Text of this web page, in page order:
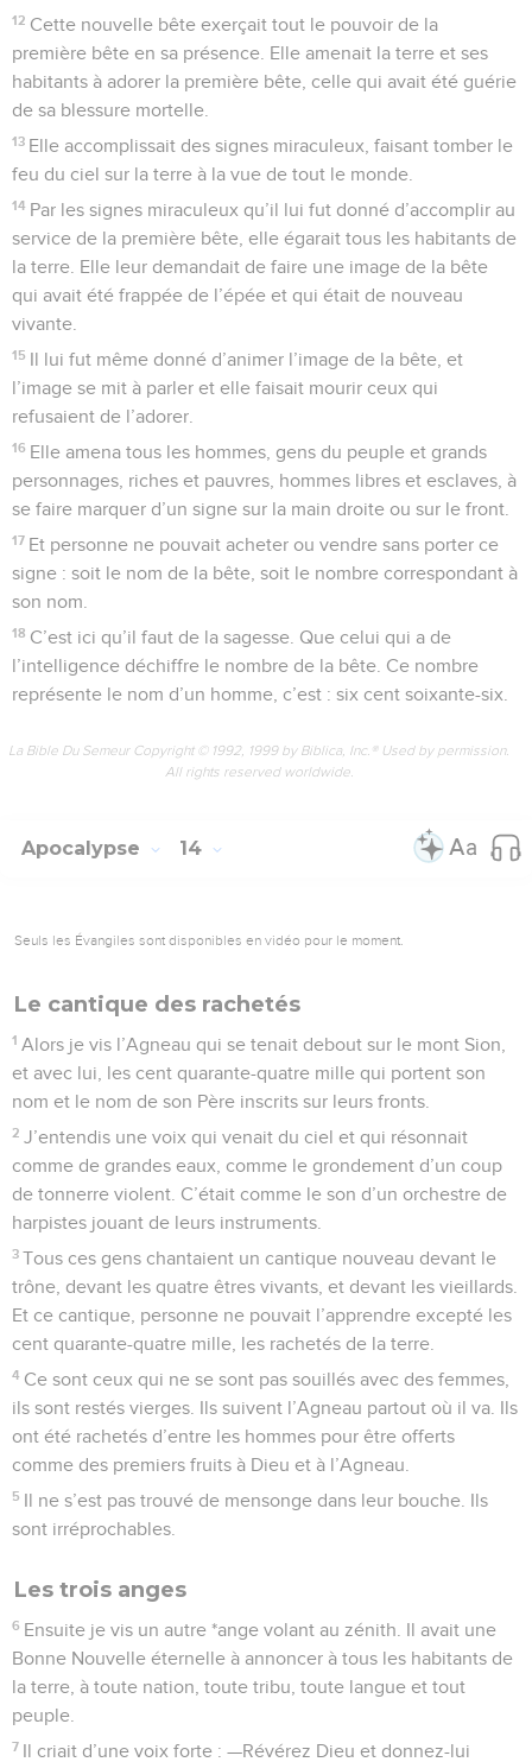
12 Cette nouvelle bête exerçait tout le pouvoir de la
première bête en sa présence. Elle amenait la terre et ses
habitants à adorer la première bête, celle qui avait été guérie
de sa blessure mortelle.
13 Elle accomplissait des signes miraculeux, faisant tomber le
feu du ciel sur la terre à la vue de tout le monde.
14 Par les signes miraculeux qu’il lui fut donné d’accomplir au
service de la première bête, elle égarait tous les habitants de
la terre. Elle leur demandait de faire une image de la bête
qui avait été frappée de l’épée et qui était de nouveau
vivante.
15 Il lui fut même donné d’animer l’image de la bête, et
l’image se mit à parler et elle faisait mourir ceux qui
refusaient de l’adorer.
16 Elle amena tous les hommes, gens du peuple et grands
personnages, riches et pauvres, hommes libres et esclaves, à
se faire marquer d’un signe sur la main droite ou sur le front.
17 Et personne ne pouvait acheter ou vendre sans porter ce
signe : soit le nom de la bête, soit le nombre correspondant à
son nom.
18 C’est ici qu’il faut de la sagesse. Que celui qui a de
l’intelligence déchiffre le nombre de la bête. Ce nombre
représente le nom d’un homme, c’est : six cent soixante-six.
La Bible Du Semeur Copyright © 1992, 1999 by Biblica, Inc.® Used by permission.
All rights reserved worldwide.
Apocalypse 14
Seuls les Évangiles sont disponibles en vidéo pour le moment.
Le cantique des rachetés
1 Alors je vis l’Agneau qui se tenait debout sur le mont Sion,
et avec lui, les cent quarante-quatre mille qui portent son
nom et le nom de son Père inscrits sur leurs fronts.
2 J’entendis une voix qui venait du ciel et qui résonnait
comme de grandes eaux, comme le grondement d’un coup
de tonnerre violent. C’était comme le son d’un orchestre de
harpistes jouant de leurs instruments.
3 Tous ces gens chantaient un cantique nouveau devant le
trône, devant les quatre êtres vivants, et devant les vieillards.
Et ce cantique, personne ne pouvait l’apprendre excepté les
cent quarante-quatre mille, les rachetés de la terre.
4 Ce sont ceux qui ne se sont pas souillés avec des femmes,
ils sont restés vierges. Ils suivent l’Agneau partout où il va. Ils
ont été rachetés d’entre les hommes pour être offerts
comme des premiers fruits à Dieu et à l’Agneau.
5 Il ne s’est pas trouvé de mensonge dans leur bouche. Ils
sont irréprochables.
Les trois anges
6 Ensuite je vis un autre *ange volant au zénith. Il avait une
Bonne Nouvelle éternelle à annoncer à tous les habitants de
la terre, à toute nation, toute tribu, toute langue et tout
peuple.
7 Il criait d’une voix forte : —Révérez Dieu et donnez-lui